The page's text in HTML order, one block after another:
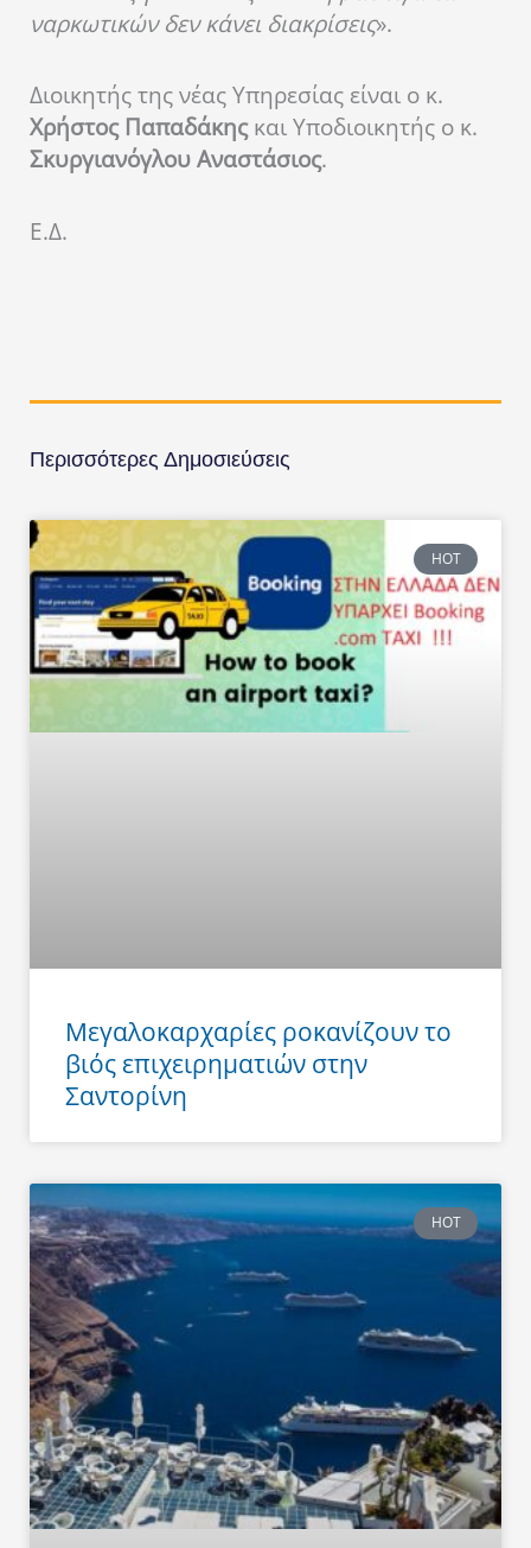
ναρκωτικών δεν κάνει διακρίσεις».
Διοικητής της νέας Υπηρεσίας είναι ο κ.
Χρήστος Παπαδάκηςκαι Υποδιοικητής ο κ.
Σκυργιανόγλου Αναστάσιος.
Ε.Δ.
Περισσότερες Δημοσιεύσεις
HOT
Μεγαλοκαρχαρίες ροκανίζουν το
βιός επιχειρηματιών στην
Σαντορίνη
HOT